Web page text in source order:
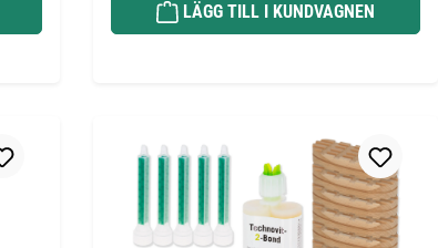
LÄGG TILL I KUNDVAGNEN